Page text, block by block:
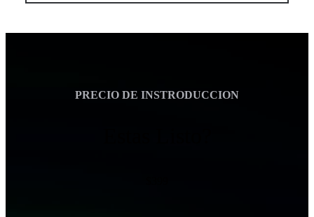
PRECIO DE INSTRODUCCION